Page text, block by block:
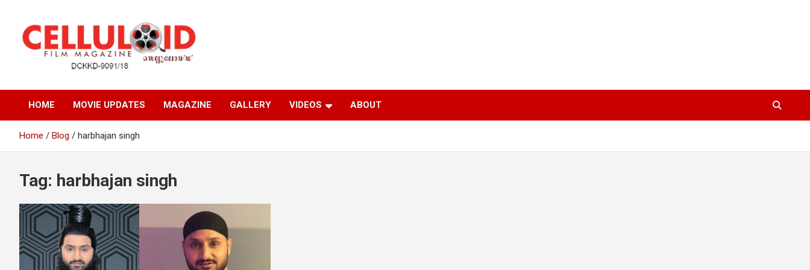
content
celluloid
HOME MOVIE UPDATES MAGAZINE GALLERY VIDEOS ABOUT
Home Blog harbhajan singh
Tag: harbhajan singh